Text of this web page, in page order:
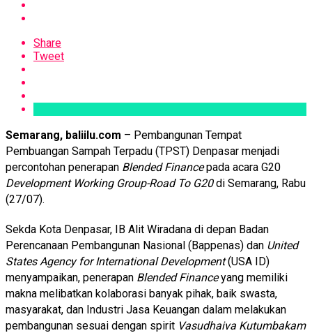
Share
Tweet
Semarang, baliilu.com – Pembangunan Tempat
Pembuangan Sampah Terpadu (TPST) Denpasar menjadi
percontohan penerapan Blended Financepada acara G20
Development Working Group-Road To G20di Semarang, Rabu
(27/07).
Sekda Kota Denpasar, IB Alit Wiradana di depan Badan
Perencanaan Pembangunan Nasional (Bappenas) dan United
States Agency for International Development(USA ID)
menyampaikan, penerapan Blended Financeyang memiliki
makna melibatkan kolaborasi banyak pihak, baik swasta,
masyarakat, dan Industri Jasa Keuangan dalam melakukan
pembangunan sesuai dengan spirit Vasudhaiva Kutumbakam